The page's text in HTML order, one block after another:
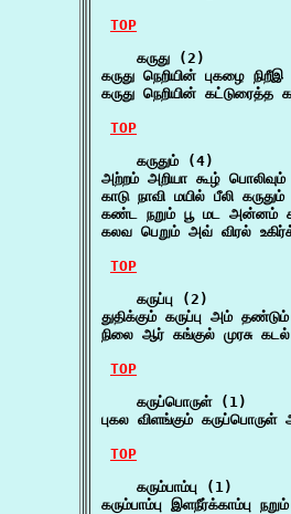
TOP
    கருது (2)
கருது நெறியின் புகழை
கருது நெறியின்
TOP
    கருதும் (4)
அற்றம் அறியா கூழ்
காடு நாவி மயில் பீலி
கண்ட நறும் பூ மட அன்னம்
கலவ பெறும் அவ் விரல்
TOP
    கருப்பு (2)
துதிக்கும் கருப்பு அம்
நிலை ஆர் கங்குல் முரசு
TOP
    கருப்பொருள் (1)
புகல விளங்கும்
TOP
    கரும்பாம்பு (1)
கரும்பாம்பு இளநீர்க்காம்பு